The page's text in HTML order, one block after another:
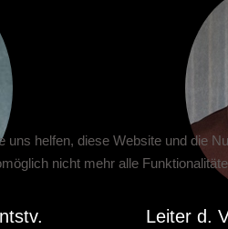
Leiter d.
helfen, diese Website und die
nicht mehr alle